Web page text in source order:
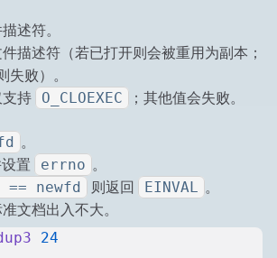
述符。
件描述符（若已打开则会被重用为副本；
失败）。
支持 O_CLOEXEC
；其他值会失败。
。
置
errno 。
newfd 则返回 EINVAL 。
文档出入不大。
24